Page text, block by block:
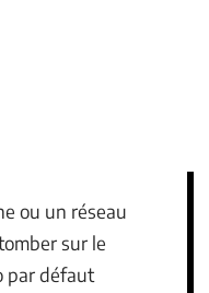
ou un réseau
sur le
par défaut